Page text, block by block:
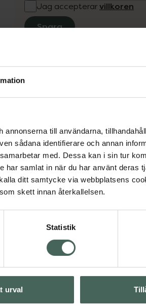
till användarna,
sådana identifierare och annan
med. Dessa kan i sin tur
har samlat in när du har använt deras
ditt samtycke via webbplatsens
skett innan återkallelsen.
Statistik
urval
Jag accepterar villkoren
Spara
Aktuella erbjudanden